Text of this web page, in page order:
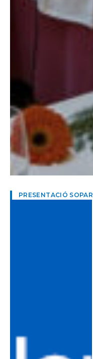
PRESENTACIÓ SOPAR